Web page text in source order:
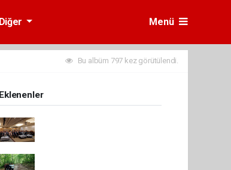
Diğer Menü
Bu albüm 797 kez görütülendi.